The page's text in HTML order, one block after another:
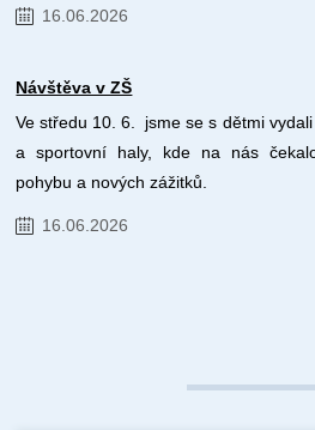
16.06.2026
Návštěva v ZŠ
Ve středu 10. 6. jsme se s dětmi
a sportovní haly, kde na nás
pohybu a nových zážitků.
16.06.2026